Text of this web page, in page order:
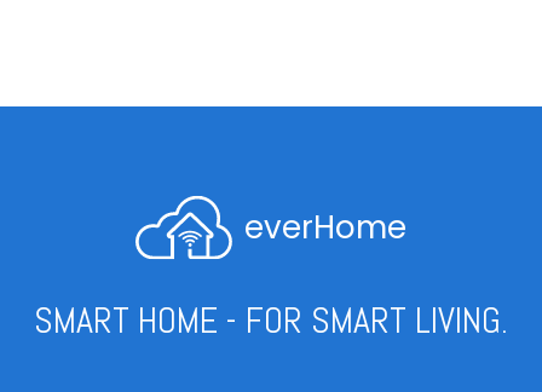
everHome
SMART HOME - FOR SMART LIVING.